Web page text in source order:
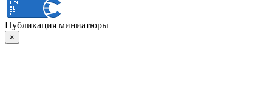
Публикация миниатюры
×